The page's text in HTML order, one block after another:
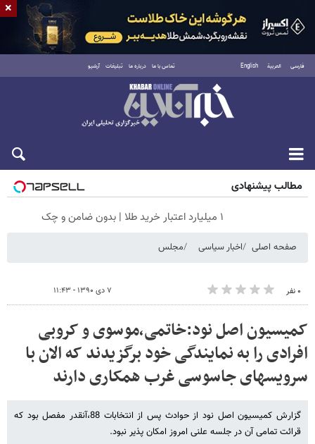
فارسی العربية English تماس با ما درباره ما تبلیغات آرشیو
جمعه ۱۶ مرداد ۱۴۰۵
مطالب پیشنهادی
۱ میلیارد اعتبار خرید طلا | بدون ضامن و چک
صفحه اصلی اخبار سیاسی مجلس
۰ نفر ۷ دی ۱۳۹۰ - ۱۱:۴۳
کمیسیون اصل نود:خاتمی،موسوی و کروبی
افرادی را به نمایندگی خود برگزیدند که الان با
سرویسهای جاسوسی غرب همکاری دارند
گزارش کمیسیون اصل نود از حوادث پس از انتخابات 88،آنقدر مفصل بود که
قرائت تمامی آن در جلسه علنی امروز امکان پذیر نبود.
×